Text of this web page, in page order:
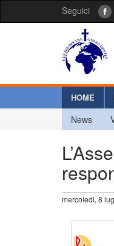
Seguici
HOME
News
mercoledì, 8